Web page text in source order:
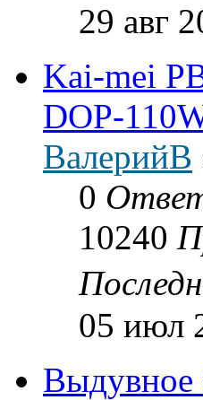
29 авг
Kai-mei
DOP-
ВалерийВ
0
10240
05 июл
Выдувное